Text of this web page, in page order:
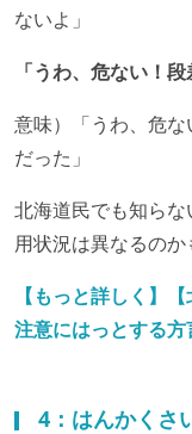
ないよ」
「うわ、危ない！
意味）「うわ、危
だった」
北海道民でも知ら
用状況は異なるのか
【もっと詳しく】
注意にはっとする方
4：はんかくさ